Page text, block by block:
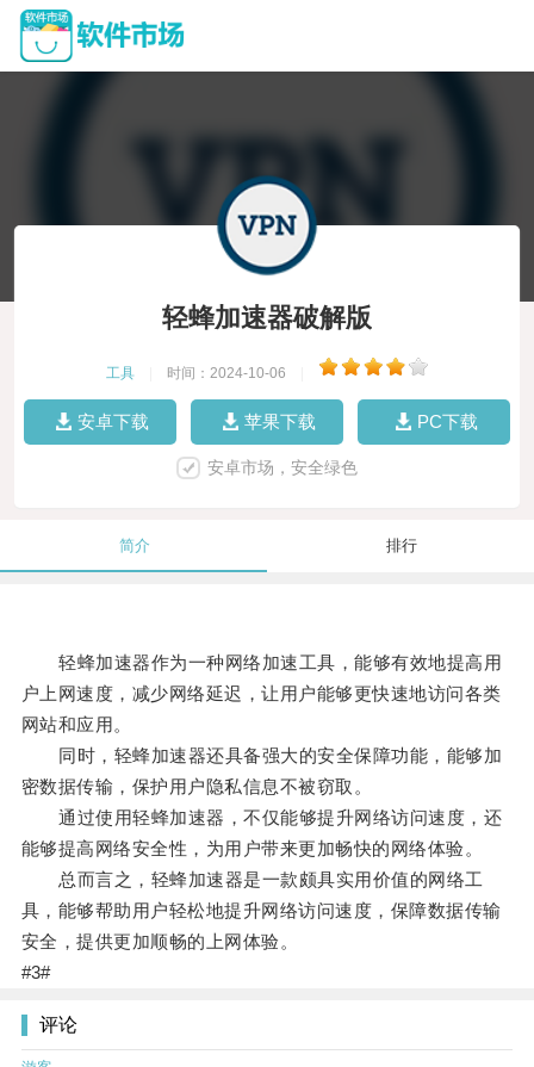
轻蜂加速器破解版
工具 时间：2024-10-06
安卓下载 苹果下载 PC下载
安卓市场，安全绿色
简介 排行
轻蜂加速器作为一种网络加速工具，能够有效地提高用
户上网速度，减少网络延迟，让用户能够更快速地访问各类
网站和应用。
同时，轻蜂加速器还具备强大的安全保障功能，能够加
密数据传输，保护用户隐私信息不被窃取。
通过使用轻蜂加速器，不仅能够提升网络访问速度，还
能够提高网络安全性，为用户带来更加畅快的网络体验。
总而言之，轻蜂加速器是一款颇具实用价值的网络工
具，能够帮助用户轻松地提升网络访问速度，保障数据传输
安全，提供更加顺畅的上网体验。
#3#
评论